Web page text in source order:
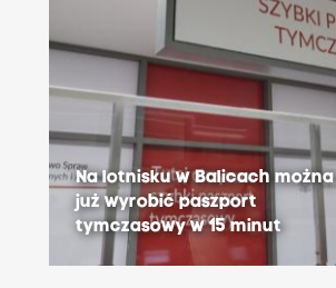
Na lotnisku w Balicach można
już wyrobić paszport
tymczasowy w 15 minut